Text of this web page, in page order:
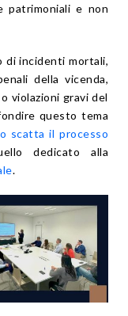
patrimoniali e non
di incidenti mortali,
della vicenda,
violazioni gravi del
questo tema
scatta il processo
dedicato alla
.